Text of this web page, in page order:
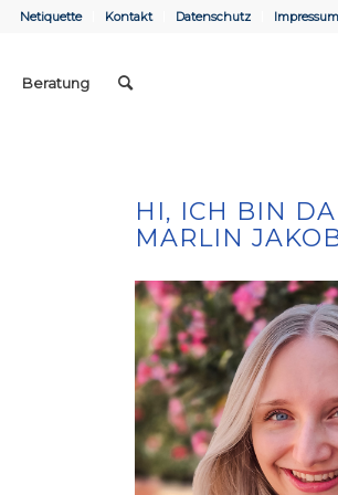
Netiquette Kontakt Datenschutz Impressum
Beratung
HI, ICH BIN
MARLIN